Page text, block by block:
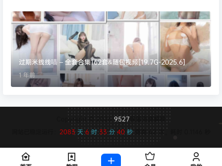
过期米线线喵 – 全套合集162套&随包视频[19.7G-2025.6]
1 年前
Copyright © 2026 9527 保留资源解释
2083天6 时33分 40秒 查询 62 次，耗时 0.1146 秒